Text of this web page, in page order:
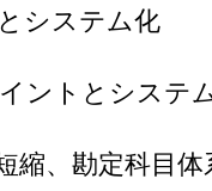
システム化
ントとシステ
勘定科目体